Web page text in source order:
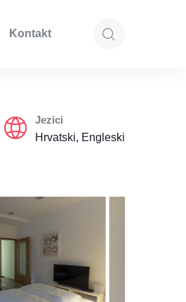
Kontakt
Jezici
Hrvatski, Engleski